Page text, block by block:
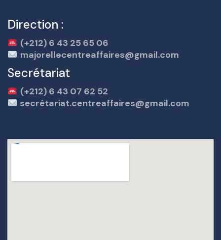
Direction :
(+212) 6 43 25 65 06
majorellecentreaffaires@gmail.com
Secrétariat
(+212) 6 43 07 62 52
secrétariat.centreaffaires@gmail.com